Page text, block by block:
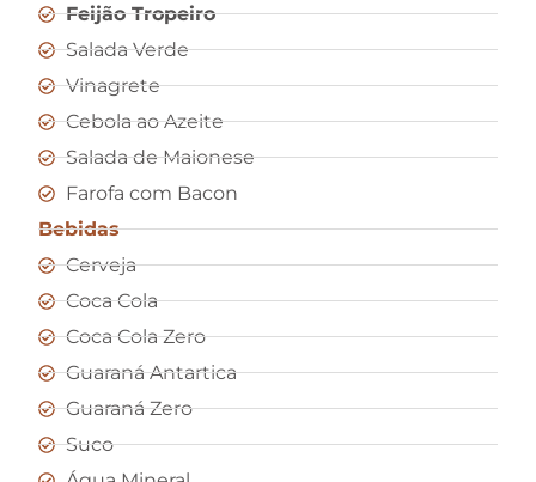
Feijão Tropeiro
Salada Verde
Vinagrete
Cebola ao Azeite
Salada de Maionese
Farofa com Bacon
Bebidas
Cerveja
Coca Cola
Coca Cola Zero
Guaraná Antartica
Guaraná Zero
Suco